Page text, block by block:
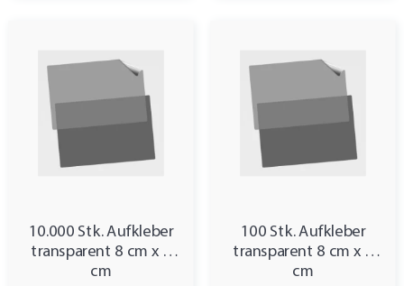
10.000 Stk. Aufkleber
transparent 8 cm x 4
cm
100 Stk. Aufkleber
transparent 8 cm x 4
cm